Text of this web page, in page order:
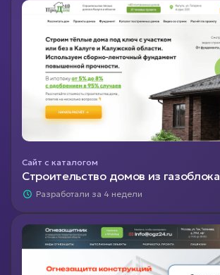
Сайт с каталогом
Строительство домов из газоблока
Разработали за 4 недели